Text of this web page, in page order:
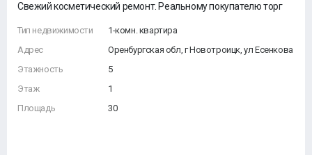
Свежий косметический ремонт. Реальному покупателю торг
Тип недвижимости
Адрес
Этажность
Этаж
Площадь
1-комн. квартира
Оренбургская обл, г Новотроицк, ул Есенкова
5
1
30